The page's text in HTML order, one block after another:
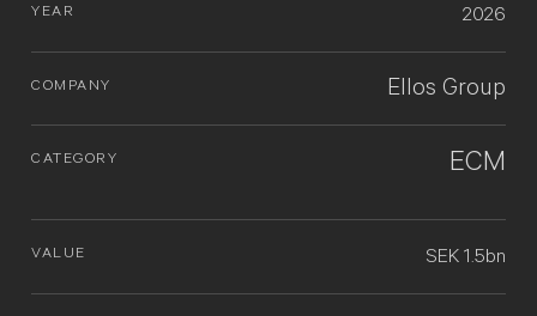
YEAR 2026
COMPANY Ellos Group
CATEGORY ECM
VALUE SEK 1.5bn